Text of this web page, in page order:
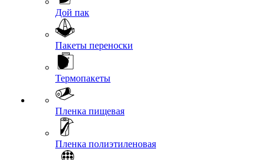
Дой пак
Пакеты переноски
Термопакеты
Пленка пищевая
Пленка полиэтиленовая